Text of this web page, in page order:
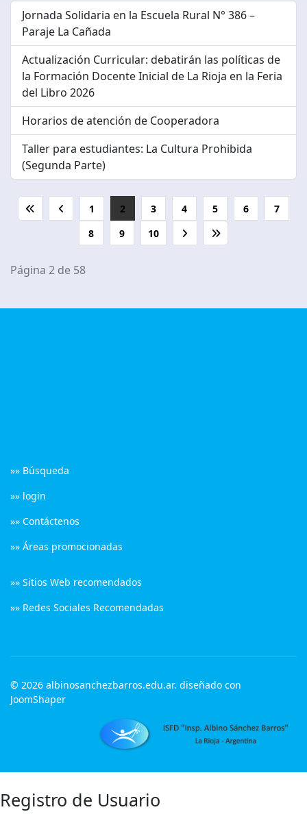
Jornada Solidaria en la Escuela Rural N° 386 –
Paraje La Cañada
Actualización Curricular: debatirán las políticas de
la Formación Docente Inicial de La Rioja en la Feria
del Libro 2026
Horarios de atención de Cooperadora
Taller para estudiantes: La Cultura Prohibida
(Segunda Parte)
1 2 3 4 5 6
7
8
9 10
Página 2 de 58
»» Búsqueda
»» login
»» Contáctenos
»» Áreas promocionadas
»» Sitios Web recomendados
»» Redes Sociales Recomendadas
© 2026 albinosanchezbarros.edu.ar. diseñado con
JoomShaper
Registro de Usuario